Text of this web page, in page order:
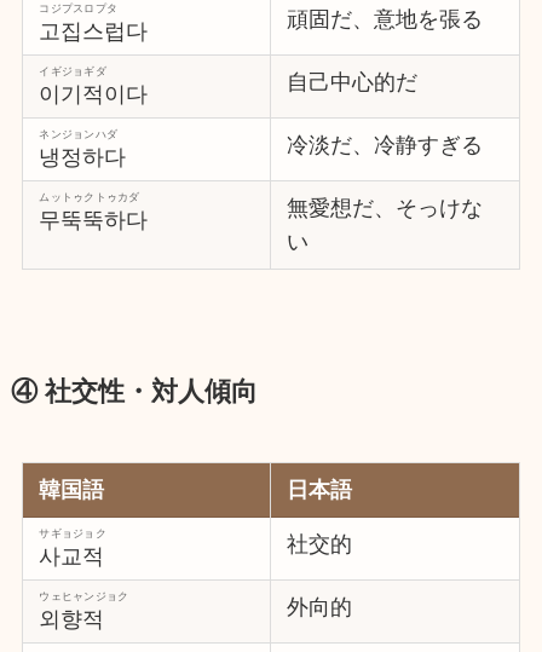
고집스럽다
コジプスロプタ 頑固だ、意地を張る
이기적이다
イギジョギダ 自己中心的だ
냉정하다
ネンジョンハダ 冷淡だ、冷静すぎる
무뚝뚝하다
ムットゥクトゥカダ
無愛想だ、そっけな
い
④ 社交性・対人傾向
韓国語 日本語
사교적
サギョジョク 社交的
외향적
ウェヒャンジョク 外向的